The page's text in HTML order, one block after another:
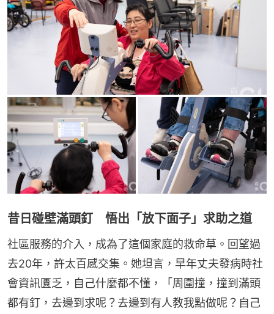
昔日碰壁滿頭釘 悟出「放下面子」求助之道
社區服務的介入，成為了這個家庭的救命草。回望過
去20年，許太百感交集。她坦言，早年丈夫發病時社
會資訊匱乏，自己什麼都不懂，「周圍撞，撞到滿頭
都有釘，去邊到求呢？去邊到有人教我點做呢？自己